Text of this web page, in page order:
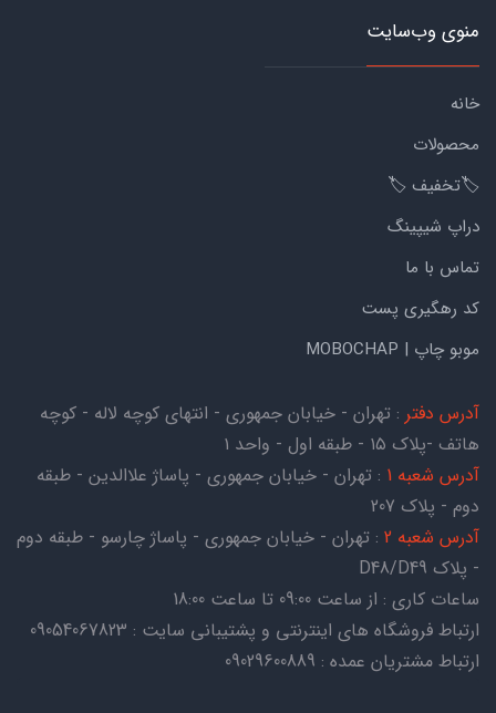
منوی وب‌سایت
خانه
محصولات
🏷️تخفیف 🏷️
دراپ شیپینگ
تماس با ما
کد رهگیری پست
موبو چاپ | MOBOCHAP
آدرس دفتر : تهران - خیابان جمهوری - انتهای کوچه لاله - کوچه
هاتف -پلاک ۱۵ - طبقه اول - واحد ۱
آدرس شعبه 1
: تهران - خیابان جمهوری - پاساژ علاالدین - طبقه
دوم - پلاک 207
آدرس شعبه 2
: تهران - خیابان جمهوری - پاساژ چارسو - طبقه دوم
- پلاک D48/D49
ساعات کاری : از ساعت 09:00 تا ساعت 18:00
ارتباط فروشگاه های اینترنتی و پشتیبانی سایت : 09054067823
ارتباط مشتریان عمده : 09029600889